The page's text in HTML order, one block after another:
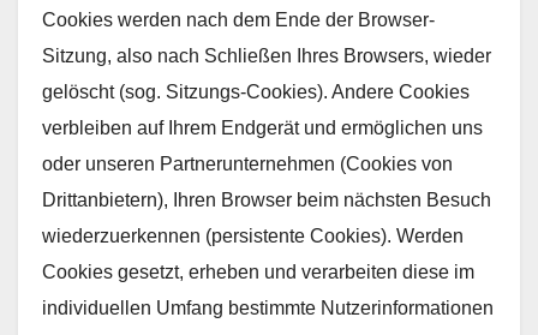
Cookies werden nach dem Ende der Browser-
Sitzung, also nach Schließen Ihres Browsers, wieder
gelöscht (sog. Sitzungs-Cookies). Andere Cookies
verbleiben auf Ihrem Endgerät und ermöglichen uns
oder unseren Partnerunternehmen (Cookies von
Drittanbietern), Ihren Browser beim nächsten Besuch
wiederzuerkennen (persistente Cookies). Werden
Cookies gesetzt, erheben und verarbeiten diese im
individuellen Umfang bestimmte Nutzerinformationen